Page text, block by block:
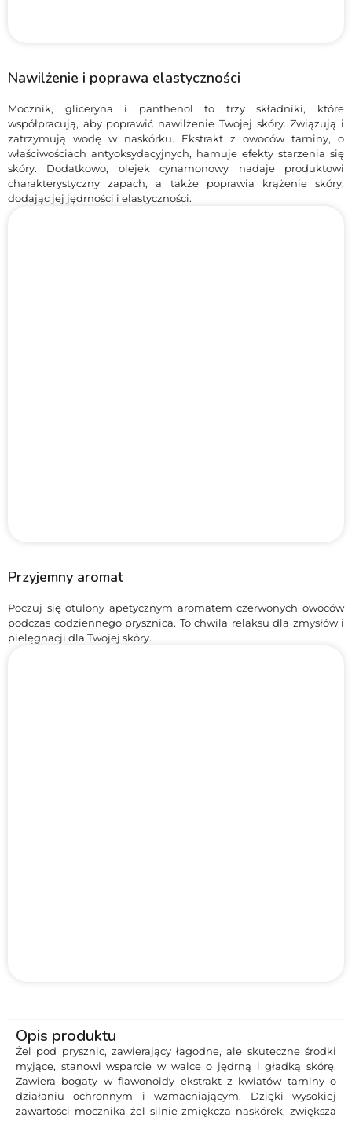
Nawilżenie i poprawa elastyczności
Mocznik, gliceryna i panthenol to trzy składniki, które
współpracują, aby poprawić nawilżenie Twojej skóry. Związują i
zatrzymują wodę w naskórku. Ekstrakt z owoców tarniny, o
właściwościach antyoksydacyjnych, hamuje efekty starzenia się
skóry. Dodatkowo, olejek cynamonowy nadaje produktowi
charakterystyczny zapach, a także poprawia krążenie skóry,
dodając jej jędrności i elastyczności.
Przyjemny aromat
Poczuj się otulony apetycznym aromatem czerwonych owoców
podczas codziennego prysznica. To chwila relaksu dla zmysłów i
pielęgnacji dla Twojej skóry.
Opis produktu
Żel pod prysznic, zawierający łagodne, ale skuteczne środki
myjące, stanowi wsparcie w walce o jędrną i gładką skórę.
Zawiera bogaty w flawonoidy ekstrakt z kwiatów tarniny o
działaniu ochronnym i wzmacniającym. Dzięki wysokiej
zawartości mocznika żel silnie zmiękcza naskórek, zwiększa